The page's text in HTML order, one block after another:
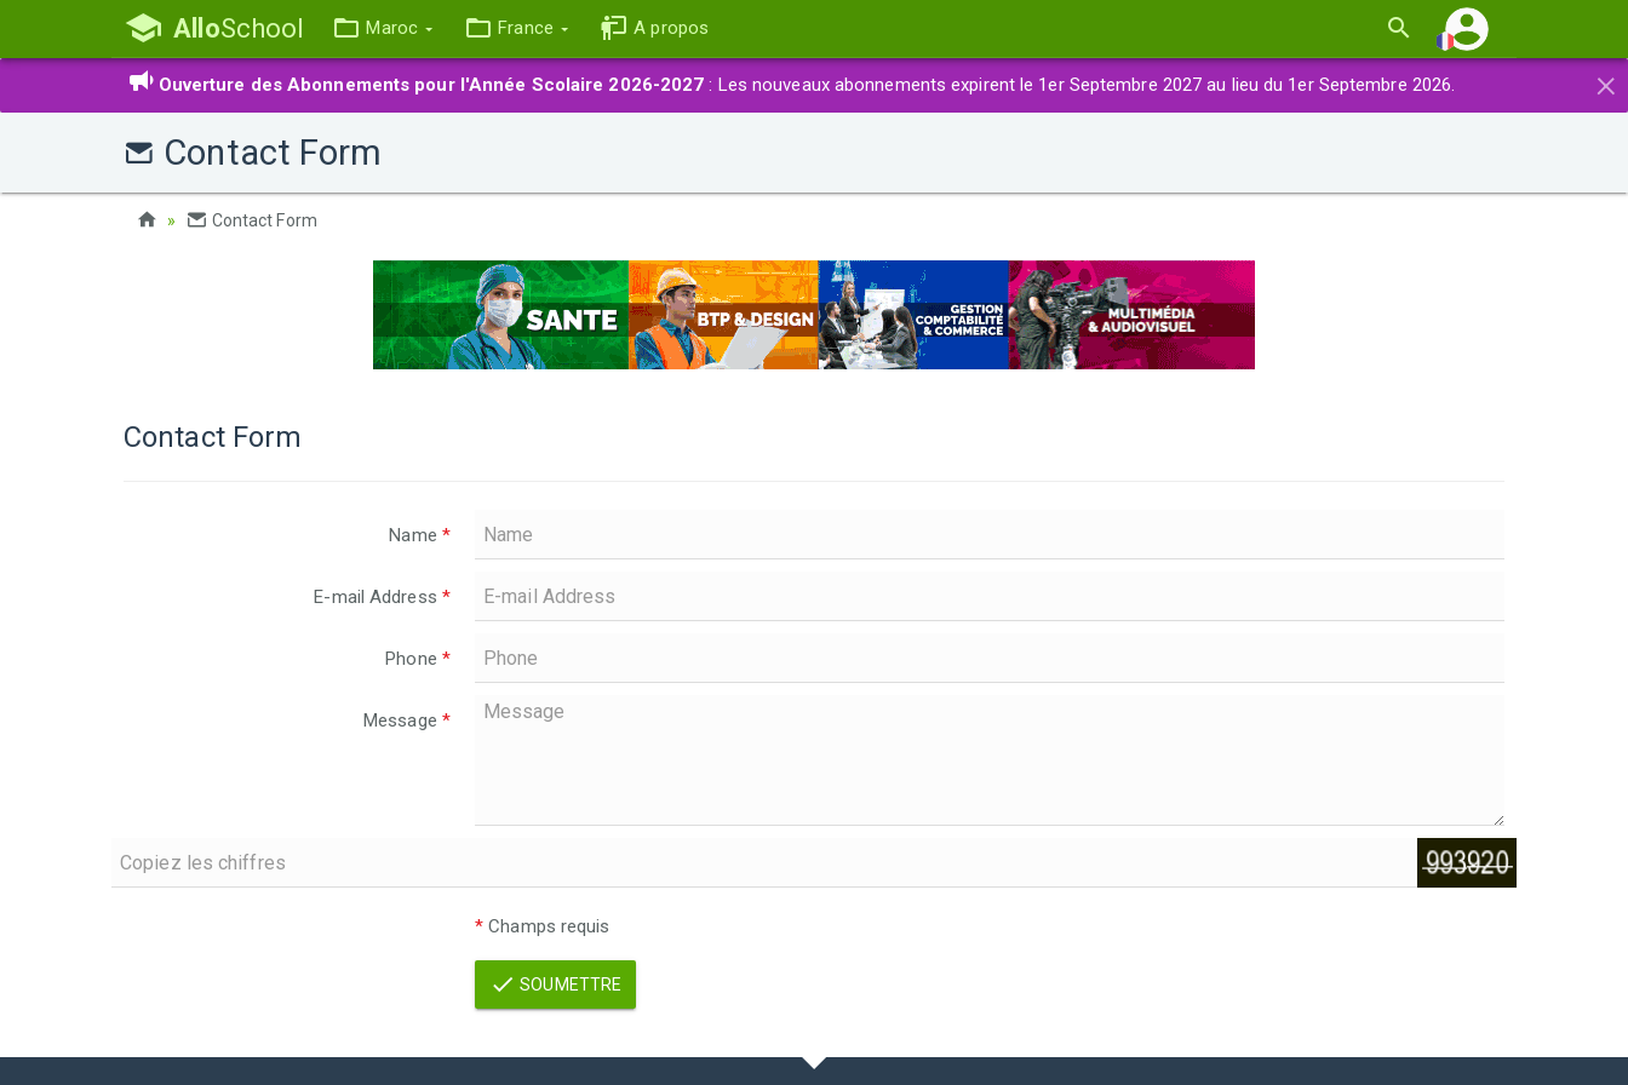
AlloSchool Maroc France A propos
×
Ouverture des Abonnements pour l'Année Scolaire 2026-2027 : Les nouveaux abonnements expirent le 1er Septembre 2027 au lieu du 1er Septembre 2026.
Contact Form
Contact Form
Contact Form
Name *
E-mail Address *
Phone *
Message *
* Champs requis
SOUMETTRE